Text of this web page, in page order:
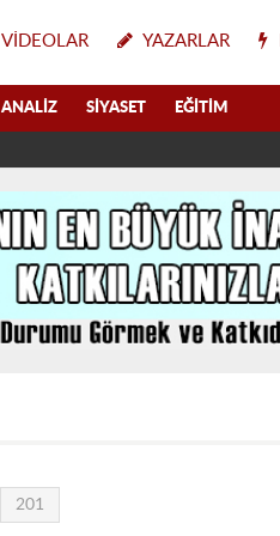
VIDEOLAR YAZARLAR
ANALIZ SIYASET EĞITIM
201